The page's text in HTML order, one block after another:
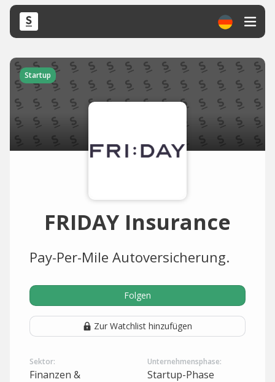
Startup
FRIDAY Insurance
Pay-Per-Mile Autoversicherung.
Folgen
Zur Watchlist hinzufügen
Sektor:
Finanzen &
Unternehmensphase:
Startup-Phase